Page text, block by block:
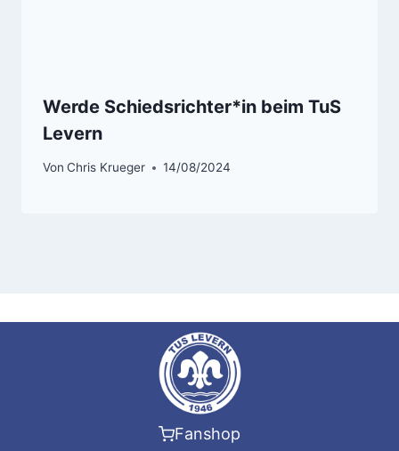
Werde Schiedsrichter*in beim TuS
Levern
Von Chris Krueger 14/08/2024
Fanshop